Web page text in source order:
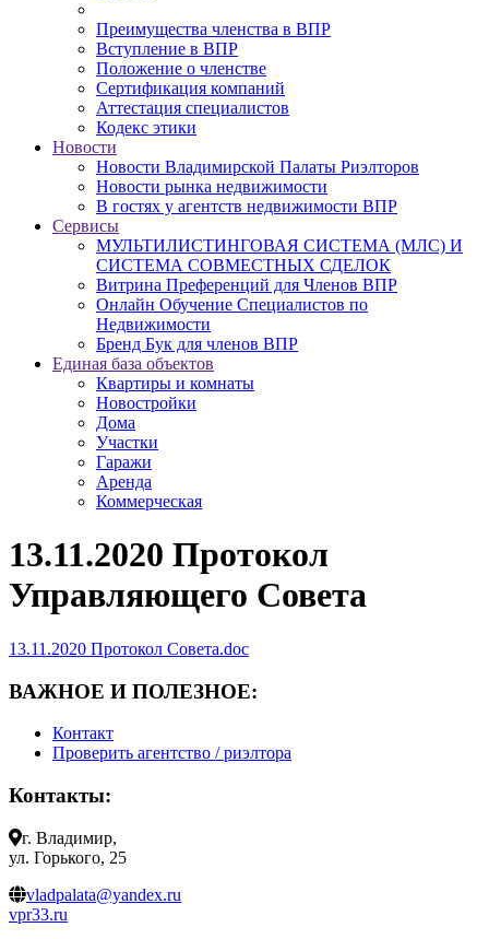
Преимущества членства в ВПР
Вступление в ВПР
Положение о членстве
Сертификация компаний
Аттестация специалистов
Кодекс этики
Новости
Новости Владимирской Палаты Риэлторов
Новости рынка недвижимости
В гостях у агентств недвижимости ВПР
Сервисы
МУЛЬТИЛИСТИНГОВАЯ СИСТЕМА (МЛС) И
СИСТЕМА СОВМЕСТНЫХ СДЕЛОК
Витрина Преференций для Членов ВПР
Онлайн Обучение Специалистов по
Недвижимости
Бренд Бук для членов ВПР
Единая база объектов
Квартиры и комнаты
Новостройки
Дома
Участки
Гаражи
Аренда
Коммерческая
13.11.2020 Протокол
Управляющего Совета
13.11.2020 Протокол Совета.doc
ВАЖНОЕ И ПОЛЕЗНОЕ:
Контакт
Проверить агентство / риэлтора
Контакты:
г. Владимир,
ул. Горького, 25
vladpalata@yandex.ru
vpr33.ru